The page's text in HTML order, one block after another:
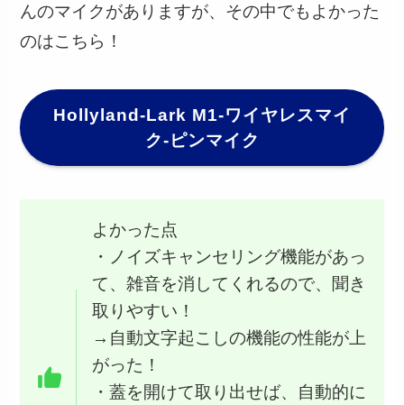
んのマイクがありますが、その中でもよかった
のはこちら！
Hollyland-Lark M1-ワイヤレスマイ
ク-ピンマイク
よかった点
・ノイズキャンセリング機能があっ
て、雑音を消してくれるので、聞き
取りやすい！
→自動文字起こしの機能の性能が上
がった！
・蓋を開けて取り出せば、自動的に